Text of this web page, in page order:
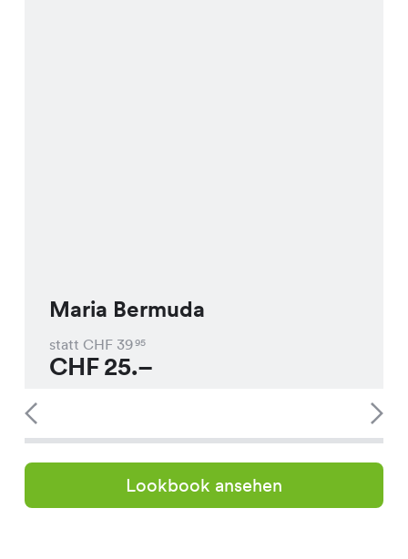
Maria Bermuda
statt CHF 3995
CHF25.–
Lookbook ansehen